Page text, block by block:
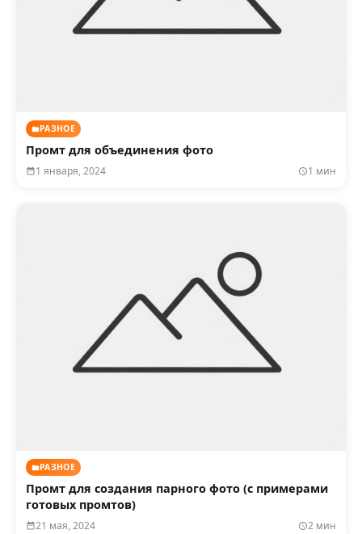
РАЗНОЕ
Промт для объединения фото
1 января, 2024 1 мин
РАЗНОЕ
Промт для создания парного фото (с примерами
готовых промтов)
21 мая, 2024 2 мин